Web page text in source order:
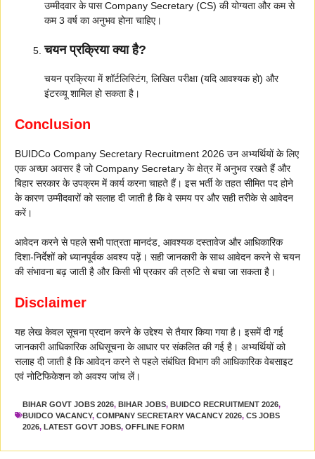
उम्मीदवार के पास Company Secretary (CS) की योग्यता और कम से
कम 3 वर्ष का अनुभव होना चाहिए।
चयन प्रक्रिया क्या है?
चयन प्रक्रिया में शॉर्टलिस्टिंग, लिखित परीक्षा (यदि आवश्यक हो) और
इंटरव्यू शामिल हो सकता है।
Conclusion
BUIDCo Company Secretary Recruitment 2026 उन अभ्यर्थियों के लिए
एक अच्छा अवसर है जो Company Secretary के क्षेत्र में अनुभव रखते हैं और
बिहार सरकार के उपक्रम में कार्य करना चाहते हैं। इस भर्ती के तहत सीमित पद होने
के कारण उम्मीदवारों को सलाह दी जाती है कि वे समय पर और सही तरीके से आवेदन
करें।
आवेदन करने से पहले सभी पात्रता मानदंड, आवश्यक दस्तावेज और आधिकारिक
दिशा-निर्देशों को ध्यानपूर्वक अवश्य पढ़ें। सही जानकारी के साथ आवेदन करने से चयन
की संभावना बढ़ जाती है और किसी भी प्रकार की त्रुटि से बचा जा सकता है।
Disclaimer
यह लेख केवल सूचना प्रदान करने के उद्देश्य से तैयार किया गया है। इसमें दी गई
जानकारी आधिकारिक अधिसूचना के आधार पर संकलित की गई है। अभ्यर्थियों को
सलाह दी जाती है कि आवेदन करने से पहले संबंधित विभाग की आधिकारिक वेबसाइट
एवं नोटिफिकेशन को अवश्य जांच लें।
BIHAR GOVT JOBS 2026, BIHAR JOBS, BUIDCO RECRUITMENT 2026,
BUIDCO VACANCY, COMPANY SECRETARY VACANCY 2026, CS JOBS
2026, LATEST GOVT JOBS, OFFLINE FORM